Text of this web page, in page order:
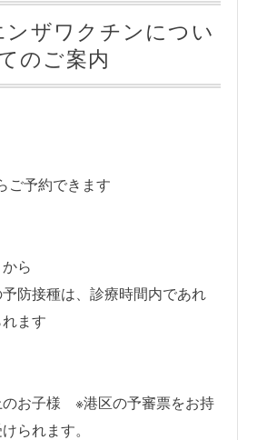
ザワクチンについ
のご案内
ご予約できます
ら
防接種は、診療時間内であれ
ます
のお子様 ※港区の予審票をお持
られます。